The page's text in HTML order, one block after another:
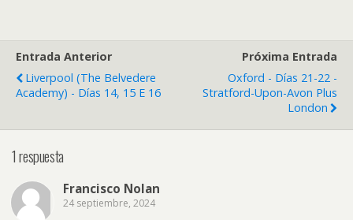
Entrada Anterior
Liverpool (The Belvedere
Academy) - Días 14, 15 E 16
Próxima Entrada
Oxford - Días 21-22 -
Stratford-Upon-Avon Plus
London
1 respuesta
Francisco Nolan
24 septiembre, 2024